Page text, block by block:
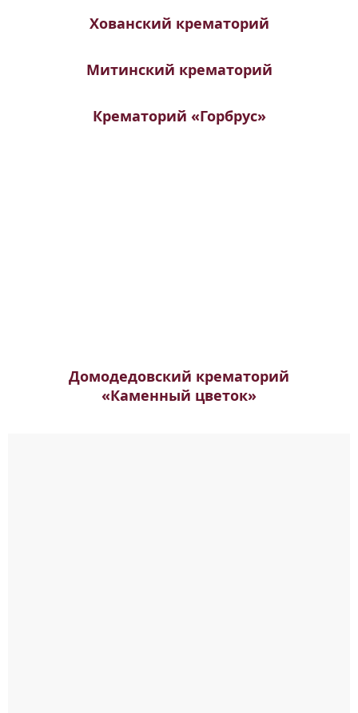
Хованский крематорий
Митинский крематорий
Крематорий «Горбрус»
Домодедовский крематорий
«Каменный цветок»